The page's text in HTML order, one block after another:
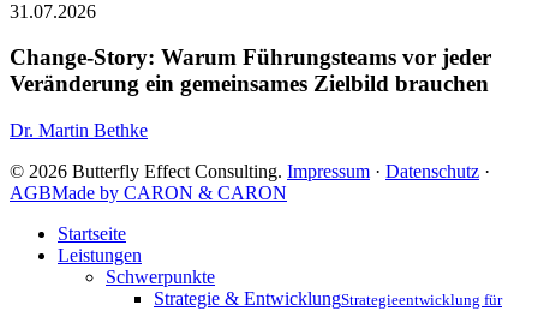
Führungsteams
vor
jeder
gemeinsames
Zielbild
brauchen
31.07.2026
Change-Story: Warum Führungsteams vor jeder
Veränderung ein gemeinsames Zielbild brauchen
Dr. Martin Bethke
© 2026 Butterfly Effect Consulting. Impressum · Datenschutz ·
AGBMade by CARON & CARON
Close
Menu
Startseite
Leistungen
Schwerpunkte
Strategie & EntwicklungStrategieentwicklung für